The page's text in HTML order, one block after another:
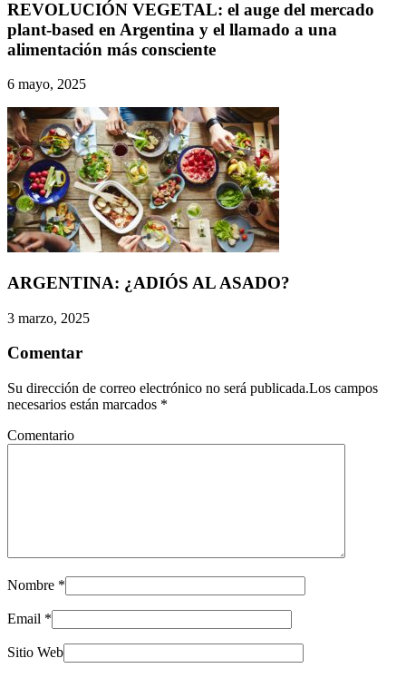
REVOLUCIÓN VEGETAL: el auge del mercado
plant-based en Argentina y el llamado a una
alimentación más consciente
6 mayo, 2025
ARGENTINA: ¿ADIÓS AL ASADO?
3 marzo, 2025
Comentar
Su dirección de correo electrónico no será publicada.Los campos
necesarios están marcados *
Comentario
Nombre *
Email *
Sitio Web